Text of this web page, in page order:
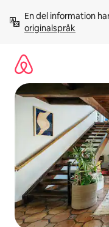
innehåll
En del information
originalspråk